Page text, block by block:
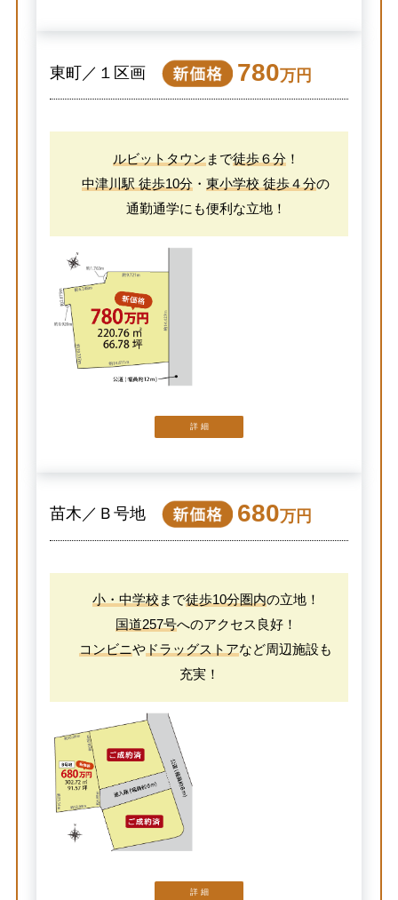
東町／１区画 780万円
ルビットタウン まで徒歩６分！
中津川駅 徒歩10分 ・ 東小学校 徒歩４分の
通勤通学にも便利な立地！
詳 細
苗木／Ｂ号地 680万円
小・中学校まで徒歩10分圏内の立地！
国道257号へのアクセス良好！
コンビニやドラッグストアなど周辺施設も
充実！
詳 細